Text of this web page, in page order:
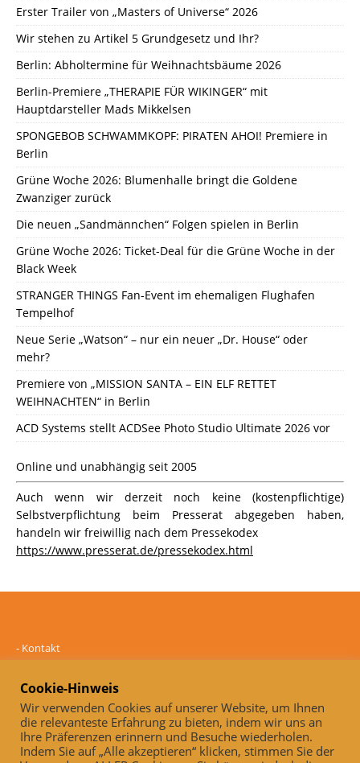
Erster Trailer von „Masters of Universe“ 2026
Wir stehen zu Artikel 5 Grundgesetz und Ihr?
Berlin: Abholtermine für Weihnachtsbäume 2026
Berlin-Premiere „THERAPIE FÜR WIKINGER“ mit
Hauptdarsteller Mads Mikkelsen
SPONGEBOB SCHWAMMKOPF: PIRATEN AHOI! Premiere in
Berlin
Grüne Woche 2026: Blumenhalle bringt die Goldene
Zwanziger zurück
Die neuen „Sandmännchen“ Folgen spielen in Berlin
Grüne Woche 2026: Ticket-Deal für die Grüne Woche in der
Black Week
STRANGER THINGS Fan-Event im ehemaligen Flughafen
Tempelhof
Neue Serie „Watson“ – nur ein neuer „Dr. House“ oder
mehr?
Premiere von „MISSION SANTA – EIN ELF RETTET
WEIHNACHTEN“ in Berlin
ACD Systems stellt ACDSee Photo Studio Ultimate 2026 vor
Online und unabhängig seit 2005
Auch wenn wir derzeit noch keine (kostenpflichtige)
Selbstverpflichtung beim Presserat abgegeben haben,
handeln wir freiwillig nach dem Pressekodex
https://www.presserat.de/pressekodex.html
- Kontakt
Datenschutz
-Impressum
Online und unabhängig seit 2005
Auch, wenn wir derzeit noch keine (kostenpflichtige)
Cookie-Hinweis
Wir verwenden Cookies auf unserer Website, um Ihnen
die relevanteste Erfahrung zu bieten, indem wir uns an
Ihre Präferenzen erinnern und Besuche wiederholen.
Indem Sie auf „Alle akzeptieren“ klicken, stimmen Sie der